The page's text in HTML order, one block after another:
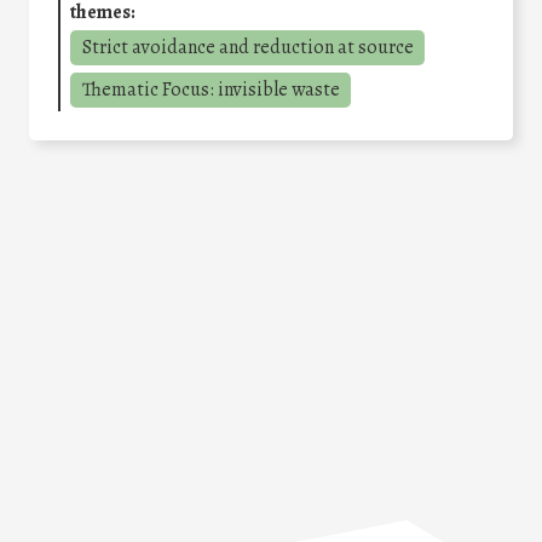
themes:
Strict avoidance and reduction at source
Thematic Focus: invisible waste